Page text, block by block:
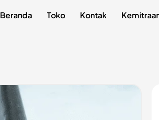
Beranda Toko Kontak